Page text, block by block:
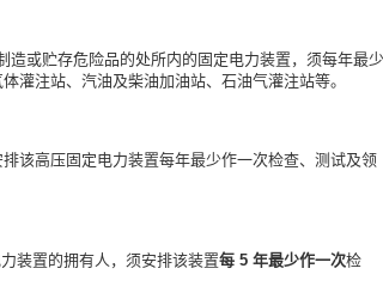
造或贮存危险品的处所内的固定电力装置，须每年最少
灌注站、汽油及柴油加油站、石油气灌注站等。
该高压固定电力装置每年最少作一次检查、测试及领
装置的拥有人，须安排该装置每 5 年最少作一次检